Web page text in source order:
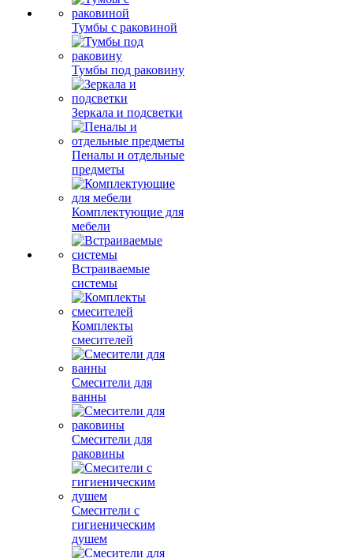
Тумбы с раковиной
Тумбы под раковину
Зеркала и подсветки
Пеналы и отдельные
предметы
Комплектующие для
мебели
Встраиваемые
системы
Комплекты
смесителей
Смесители для
ванны
Смесители для
раковины
Смесители с
гигиеническим
душем